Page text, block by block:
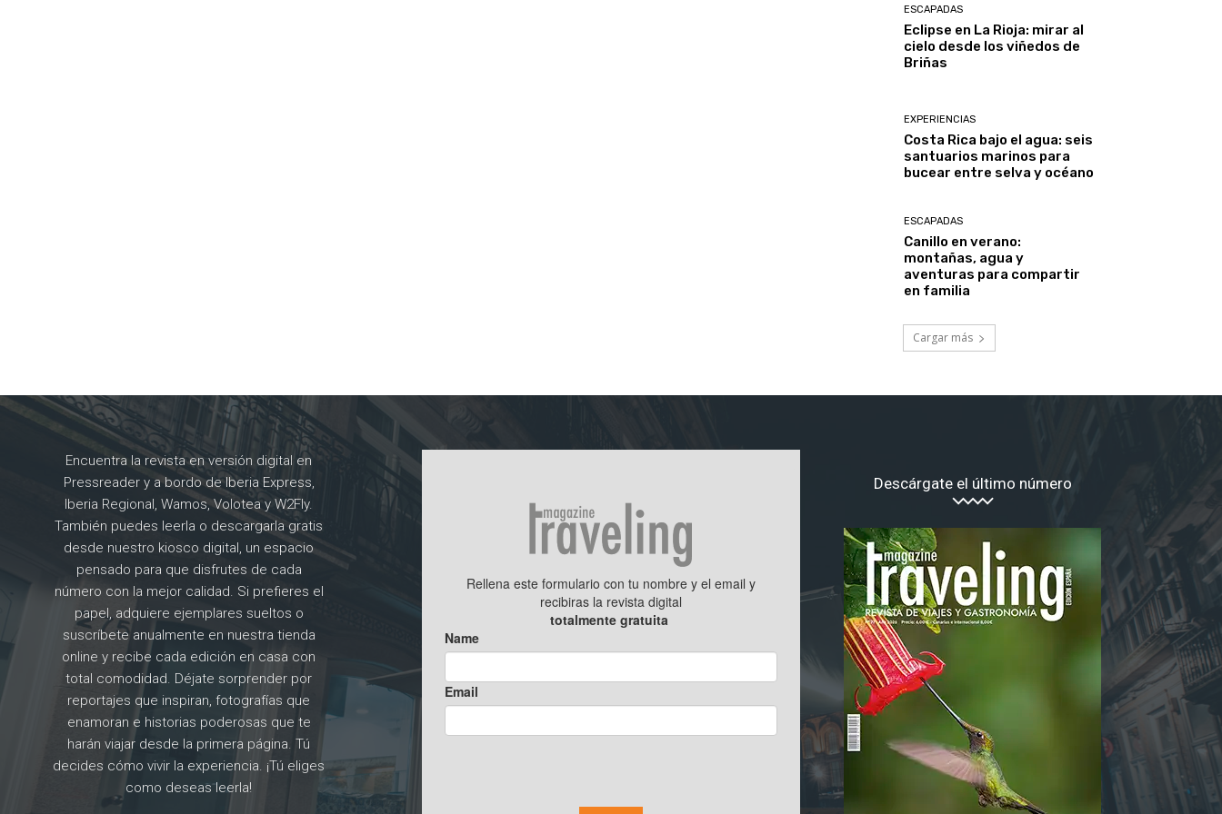
ESCAPADAS
Eclipse en La Rioja: mirar al
cielo desde los viñedos de
Briñas
EXPERIENCIAS
Costa Rica bajo el agua: seis
santuarios marinos para
bucear entre selva y océano
ESCAPADAS
Canillo en verano:
montañas, agua y
aventuras para compartir
en familia
Cargar más
Encuentra la revista en versión digital en
Pressreader y a bordo de Iberia Express,
Iberia Regional, Wamos, Volotea y W2Fly.
También puedes leerla o descargarla gratis
desde nuestro kiosco digital, un espacio
pensado para que disfrutes de cada
número con la mejor calidad. Si prefieres el
papel, adquiere ejemplares sueltos o
suscríbete anualmente en nuestra tienda
online y recibe cada edición en casa con
total comodidad. Déjate sorprender por
reportajes que inspiran, fotografías que
enamoran e historias poderosas que te
harán viajar desde la primera página. Tú
decides cómo vivir la experiencia. ¡Tú eliges
como deseas leerla!
Descárgate el último número